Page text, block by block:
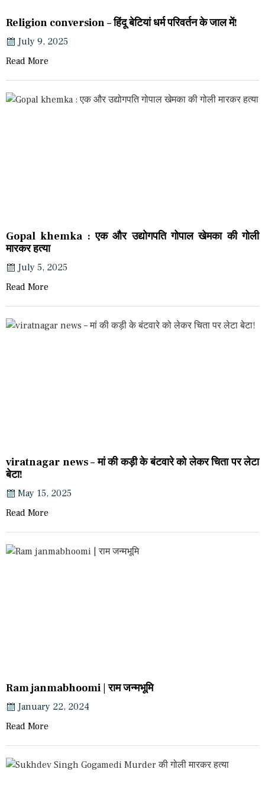
Religion conversion – हिंदू बेटियां धर्म परिवर्तन के जाल में!
July 9, 2025
Read More
Gopal khemka : एक और उद्योगपति गोपाल खेमका की गोली
मारकर हत्या
July 5, 2025
Read More
viratnagar news – मां की कड़ी के बंटवारे को लेकर चिता पर लेटा
बेटा!
May 15, 2025
Read More
Ram janmabhoomi | राम जन्मभूमि
January 22, 2024
Read More